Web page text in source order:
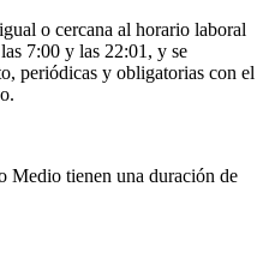
o cercana al horario laboral
7:00 y las 22:01, y se
periódicas y obligatorias con el
Medio tienen una duración de